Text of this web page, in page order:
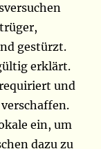
gestürzt.
erklärt.
und
ein, um
dazu zu